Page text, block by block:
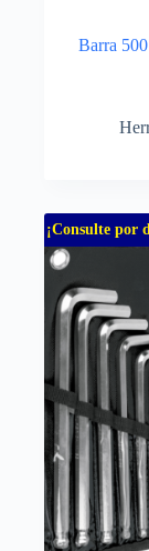
Barra
¡Consulte por